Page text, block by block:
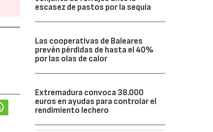
escasez de pastos por la sequía
Las cooperativas de Baleares
prevén pérdidas de hasta el 40%
por las olas de calor
Extremadura convoca 38.000
euros en ayudas para controlar el
rendimiento lechero